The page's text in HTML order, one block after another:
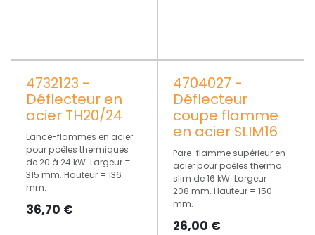
4732123 -
Déflecteur en
acier TH20/24
Lance-flammes en acier
pour poêles thermiques
de 20 à 24 kW. Largeur =
315 mm. Hauteur = 136
mm.
36,70 €
4704027 -
Déflecteur
coupe flamme
en acier SLIM16
Pare-flamme supérieur en
acier pour poêles thermo
slim de 16 kW. Largeur =
208 mm. Hauteur = 150
mm.
26,00 €